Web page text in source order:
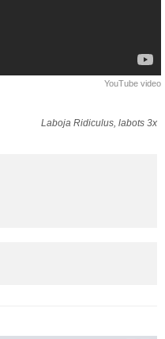
YouTube video
Laboja Ridiculus, labots 3x